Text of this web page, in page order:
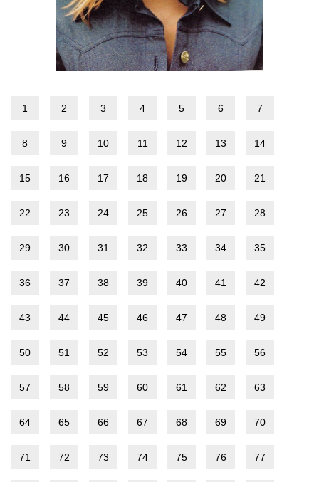
1 2 3 4 5 6 7
8 9 10 11 12 13 14
15 16 17 18 19 20 21
22 23 24 25 26 27 28
29 30 31 32 33 34 35
36 37 38 39 40 41 42
43 44 45 46 47 48 49
50 51 52 53 54 55 56
57 58 59 60 61 62 63
64 65 66 67 68 69 70
71 72 73 74 75 76 77